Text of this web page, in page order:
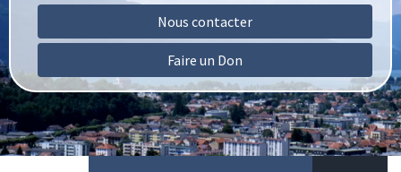
Nous contacter
Faire un Don